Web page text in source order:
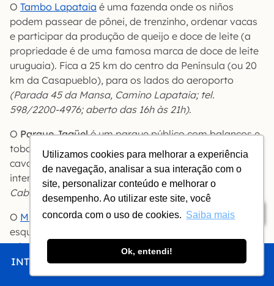
Utilizamos cookies para melhorar a experiência
de navegação, analisar a sua interação com o
site, personalizar conteúdo e melhorar o
desempenho. Ao utilizar este site, você
concorda com o uso de cookies. Saiba mais
Ok, entendi!
INTRO CHEGAR FICAR COMER FAZER
Índice
O Tambo Lapataia é uma fazenda onde os niños
podem passear de pônei, de trenzinho, ordenar vacas
e participar da produção de queijo e doce de leite (a
propriedade é de uma famosa marca de doce de leite
uruguaia). Fica a 25 km do centro da Península (ou 20
km da Casapueblo), para os lados do aeroporto
(Parada 45 da Mansa, Camino Lapataia; tel.
598/2200-4976; aberto das 16h às 21h).
O Parque Jagüelé um parque público com balanços e
tobogãs, onde também dá para fazer passeios a
cavalo (pagos). Fica a 5 km do centro, na direção do
interior
(Aparicio Saravia à altura da Calle de los
Caballos; tel. 598/4248-1291)
O Museu do Mar , em La Barra, expõe gigantescos
esqueletos de baleia, pássaros marinhos empalhados,
tubarões conservados no formol, conchas, objetos
náuticos e brinquedos antigos. Fica no comecinho de
La Barra(Pedro Aicardi esquina Romildo Risso, tel.